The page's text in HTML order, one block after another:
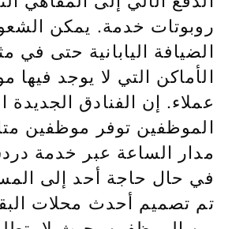
روبوتات خدمة. يمكن
الضيافة اليابانية حتى في
الأماكن التي لا يوجد
عملاء. إن الفنادق الجديدة
الموظفين توفر موظفين
مدار الساعة عبر خدمة
في حال حاجة أحد إلى
تم تصميم أحدث محلات